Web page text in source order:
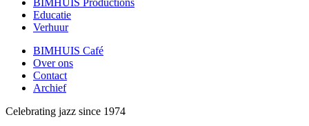
BIMHUIS Productions
Educatie
Verhuur
BIMHUIS Café
Over ons
Contact
Archief
Celebrating jazz since 1974